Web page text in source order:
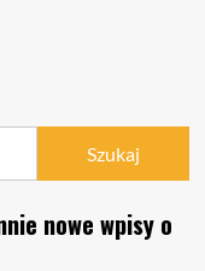
nowe wpisy o